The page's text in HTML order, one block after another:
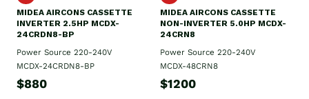
MIDEA AIRCONS CASSETTE
INVERTER 2.5HP MCDX-
24CRDN8-BP
Power Source 220-240V
MCDX-24CRDN8-BP
$880
MIDEA AIRCONS CASSETTE
NON-INVERTER 5.0HP MCDX-
24CRN8
Power Source 220-240V
MCDX-48CRN8
$1200